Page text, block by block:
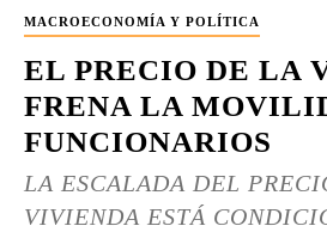
MACROECONOMÍA Y POLÍTICA
EL PRECIO DE LA
FRENA LA
FUNCIONARIOS
LA ESCALADA DEL
VIVIENDA ESTÁ